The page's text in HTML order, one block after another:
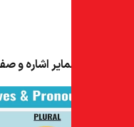
اشاره و صفات اشاره در